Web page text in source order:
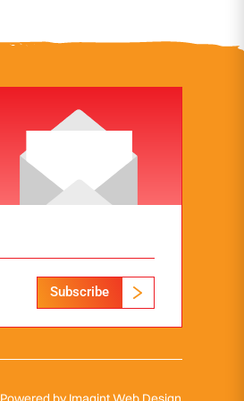
Subscribe